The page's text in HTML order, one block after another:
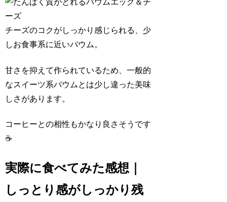
チーズのコクがしっかり感じられる、少
しお食事系に近いバウム。
甘さを抑えて作られているため、一般的
なスイーツ系バウムとは少し違った美味
しさがあります。
コーヒーとの相性もかなり良さそうです
☕
実際に食べてみた感想｜
しっとり感がしっかり残